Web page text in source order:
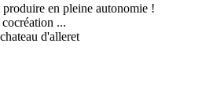
en pleine autonomie !
...
d'alleret